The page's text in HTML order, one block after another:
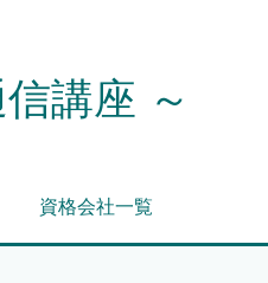
講座 ～
資格会社一覧